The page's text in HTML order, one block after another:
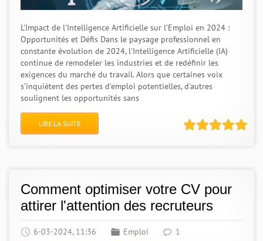
L'Impact de l'Intelligence Artificielle sur l'Emploi en 2024 :
Opportunités et Défis Dans le paysage professionnel en
constante évolution de 2024, l'Intelligence Artificielle (IA)
continue de remodeler les industries et de redéfinir les
exigences du marché du travail. Alors que certaines voix
s'inquiètent des pertes d'emploi potentielles, d'autres
soulignent les opportunités sans
LIRE LA SUITE
Comment optimiser votre CV pour
attirer l'attention des recruteurs
6-03-2024, 11:36 Emploi 1